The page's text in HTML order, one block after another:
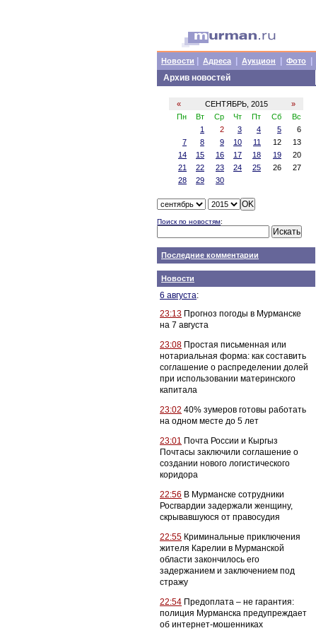
Новости Адреса Аукцион Фото
Архив новостей
« СЕНТЯБРЬ, 2015
»
Пн
Вт Ср Чт Пт Сб
Вс
1
2 3 4 5
6
7
8 9 10 11 12
13
14
15 16 17 18 19
20
21
22 23 24 25 26
27
28
29 30
Поиск по новостям:
Последние комментарии
Новости
6 августа:
23:13 Прогноз погоды в Мурманске
на 7 августа
23:08 Простая письменная или
нотариальная форма: как составить
соглашение о распределении долей
при использовании материнского
капитала
23:02 40% зумеров готовы работать
на одном месте до 5 лет
23:01 Почта России и Кыргыз
Почтасы заключили соглашение о
создании нового логистического
коридора
22:56 В Мурманске сотрудники
Росгвардии задержали женщину,
скрывавшуюся от правосудия
22:55 Криминальные приключения
жителя Карелии в Мурманской
области закончилось его
задержанием и заключением под
стражу
22:54 Предоплата – не гарантия:
полиция Мурманска предупреждает
об интернет-мошенниках